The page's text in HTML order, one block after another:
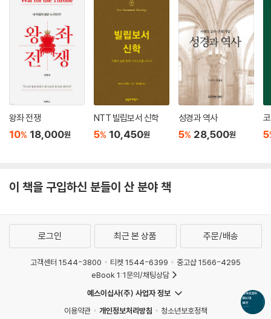
왕좌 전쟁
10% 18,000원
NTT 빌립보서 신학
5% 10,450원
성경과 역사
5% 28,500원 5
이 책을 구입하신 분들이 산 분야 책
로그인 최근 본 상품 주문/배송
고객센터 1544-3800 티켓 1544-6399
중고샵 1566-4295
eBook 1:1문의/채팅상담
예스이십사(주) 사업자 정보
이용약관
개인정보처리방침
청소년보호정책